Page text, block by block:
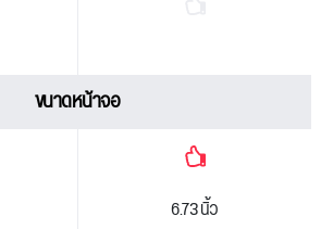
ขนาดหน้าจอ
6.73 นิ้ว